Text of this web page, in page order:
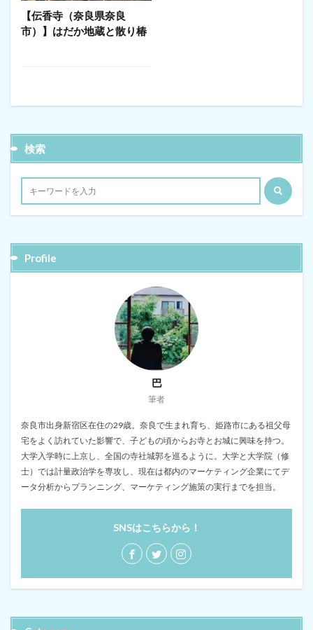
【伝香寺（奈良県奈良
市）】はだか地蔵と散り椿
検索
Profile
巴
筆者
奈良市出身新宿区在住の29歳。奈良で生まれ育ち、姫路市にある祖父母
宅をよく訪れていた影響で、子どもの頃からお寺とお城に興味を持つ。
大学入学時に上京し、全国の寺社城郭を巡るように。大学と大学院（修
士）では計量政治学を専攻し、現在は都内のマーケティング企業にてデ
ータ分析からプランニング、マーケティング施策の実行までを担当。
SNSはこちらから！